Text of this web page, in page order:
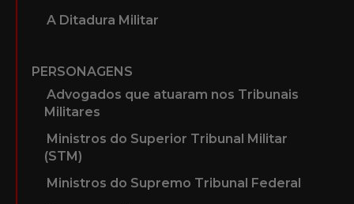
A Ditadura Militar
PERSONAGENS
Advogados que atuaram nos Tribunais
Militares
Ministros do Superior Tribunal Militar
(STM)
Ministros do Supremo Tribunal Federal